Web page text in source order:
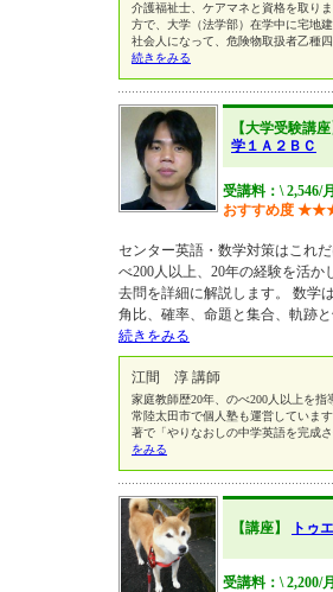
介護福祉士、ケアマネと資格を取り
方で、大学（法学部）在学中に宅地
社会人になって、危険物取扱者乙種
続きをみる
【大学受験講座
学１Ａ２ＢＣ
受講料：\ 2,546/月
おすすめ度 ★★
センター英語・数学対策はこれ
べ200人以上、20年の経験を活
去問を詳細に解説します。 数学
角比、確率、命題と集合、軌跡
続きをみる
江間 淳 講師
家庭教師歴20年、のべ200人以上を指
常陸太田市で個人塾も運営していま
著で「やりなおしの中学英語を完成
をみる
【講座】 トゥ
受講料：\ 2,200/月